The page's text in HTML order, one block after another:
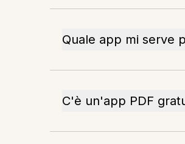
Quale app mi serve
C'è un'app PDF